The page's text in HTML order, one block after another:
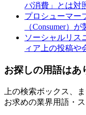
パ消費」とは対
プロシューマー
（Consumer）
ソーシャルリス
ィア上の投稿や
お探しの用語はあ
上の検索ボックス、
お求めの業界用語・